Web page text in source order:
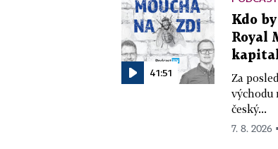
41:51
Kdo
Royal
Za
východu
český...
7. 8. 2026